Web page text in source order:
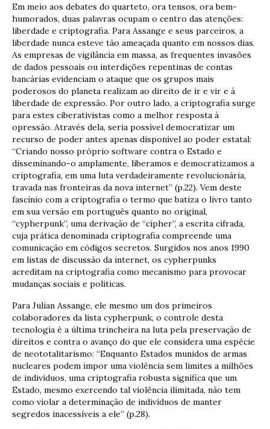
Em meio aos debates do quarteto, ora tensos, ora bem-
humorados, duas palavras ocupam o centro das atenções:
liberdade e criptografia. Para Assange e seus parceiros, a
liberdade nunca esteve tão ameaçada quanto em nossos dias.
As empresas de vigilância em massa, as frequentes invasões
de dados pessoais ou interdições repentinas de contas
bancárias evidenciam o ataque que os grupos mais
poderosos do planeta realizam ao direito de ir e vir e à
liberdade de expressão. Por outro lado, a criptografia surge
para estes ciberativistas como a melhor resposta à
opressão. Através dela, seria possível democratizar um
recurso de poder antes apenas disponível ao poder estatal:
“Criando nosso próprio software contra o Estado e
disseminando-o amplamente, liberamos e democratizamos a
criptografia, em uma luta verdadeiramente revolucionária,
travada nas fronteiras da nova internet” (p.22). Vem deste
fascínio com a criptografia o termo que batiza o livro tanto
em sua versão em português quanto no original,
“cypherpunk”, uma derivação de “cipher”, a escrita cifrada,
cuja prática denominada criptografia compreende uma
comunicação em códigos secretos. Surgidos nos anos 1990
em listas de discussão da internet, os cypherpunks
acreditam na criptografia como mecanismo para provocar
mudanças sociais e políticas.
Para Julian Assange, ele mesmo um dos primeiros
colaboradores da lista cypherpunk, o controle desta
tecnologia é a última trincheira na luta pela preservação de
direitos e contra o avanço do que ele considera uma espécie
de neototalitarismo: “Enquanto Estados munidos de armas
nucleares podem impor uma violência sem limites a milhões
de indivíduos, uma criptografia robusta significa que um
Estado, mesmo exercendo tal violência ilimitada, não tem
como violar a determinação de indivíduos de manter
segredos inacessíveis a ele” (p.28).